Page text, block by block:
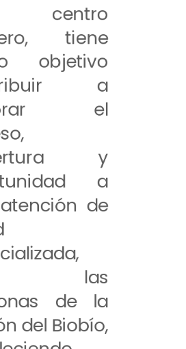
centro
tiene
objetivo
a
el
y
a
de
las
de la
del Biobío,